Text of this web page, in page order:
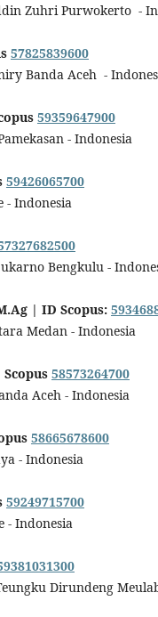
Zuhri Purwokerto -
57825839600
Banda Aceh -
59359647900
- Indonesia
59426065700
- Indonesia
Bengkulu -
| ID Scopus:
Medan - Indonesia
58573264700
Aceh - Indonesia
58665678600
- Indonesia
59249715700
- Indonesia
Dirundeng